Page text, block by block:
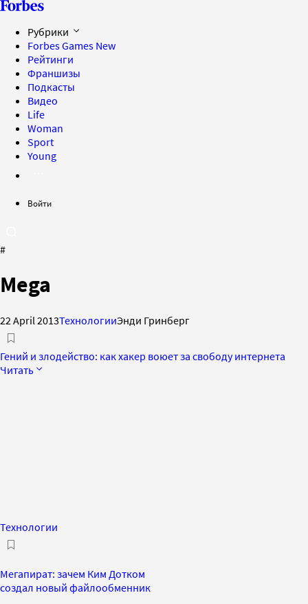
Рубрики
Forbes Games New
Рейтинги
Франшизы
Подкасты
Видео
Life
Woman
Sport
Young
Войти
#
Mega
22 April 2013ТехнологииЭнди Гринберг
Гений и злодейство: как хакер воюет за свободу интернета
Читать
Технологии
Мегапират: зачем Ким Дотком
создал новый файлообменник